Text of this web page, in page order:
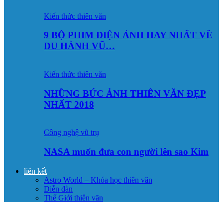
Kiến thức thiên văn
9 BỘ PHIM ĐIỆN ẢNH HAY NHẤT VỀ
DU HÀNH VŨ…
Kiến thức thiên văn
NHỮNG BỨC ẢNH THIÊN VĂN ĐẸP
NHẤT 2018
Công nghệ vũ trụ
NASA muốn đưa con người lên sao Kim
liên kết
Astro World – Khóa học thiên văn
Diễn đàn
Thế Giới thiên văn